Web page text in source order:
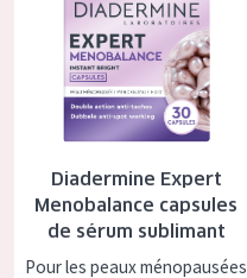
Tous âges
Âge : 35 à 55 ans
Âge : 55+
Diadermine Expert
Menobalance capsules
de sérum sublimant
Pour les peaux ménopausées